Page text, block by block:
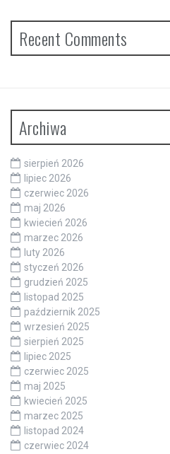
Recent Comments
Archiwa
sierpień 2026
lipiec 2026
czerwiec 2026
maj 2026
kwiecień 2026
marzec 2026
luty 2026
styczeń 2026
grudzień 2025
listopad 2025
październik 2025
wrzesień 2025
sierpień 2025
lipiec 2025
czerwiec 2025
maj 2025
kwiecień 2025
marzec 2025
listopad 2024
czerwiec 2024